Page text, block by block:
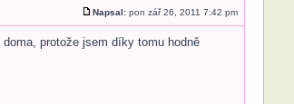
Napsal:pon zář 26, 2011 7:42 pm
protože jsem díky tomu hodně